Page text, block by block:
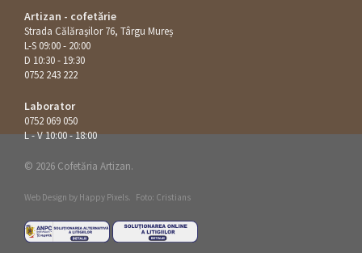
Artizan - cofetărie
Strada Călăraşilor 76, Târgu Mureș
L-S 09:00 - 20:00
D 10:30 - 19:30
0752 243 222
Laborator
0752 069 050
L - V 10:00 - 18:00
© 2026 Cofetăria Artizan.
Web Design by Happy Pixels. Foto: Cristians